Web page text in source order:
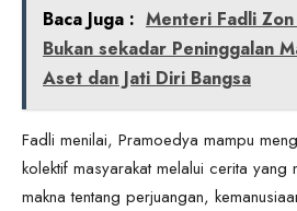
Baca Juga : Menteri Fadli
Bukan sekadar Peninggalan
Aset dan Jati Diri Bangsa
Fadli menilai, Pramoedya mampu
kolektif masyarakat melalui cerita yang
makna tentang perjuangan,